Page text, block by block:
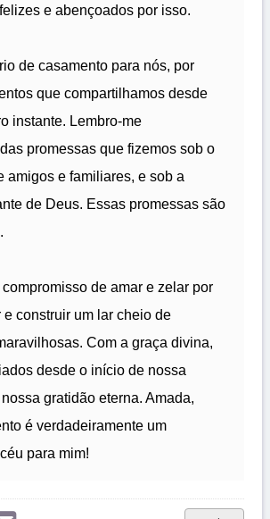
e abençoados por isso.
de casamento para nós, por
que compartilhamos desde
instante. Lembro-me
promessas que fizemos sob o
amigos e familiares, e sob a
de Deus. Essas promessas são
de amar e zelar por
e construir um lar cheio de
Com a graça divina,
desde o início de nossa
gratidão eterna. Amada,
é verdadeiramente um
para mim!